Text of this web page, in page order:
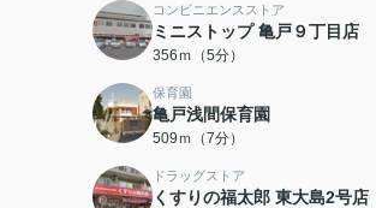
コンビニエンスストア
ミニストップ 亀戸９丁目店
356ｍ（5分）
保育園
亀戸浅間保育園
509ｍ（7分）
ドラッグストア
くすりの福太郎 東大島2号店